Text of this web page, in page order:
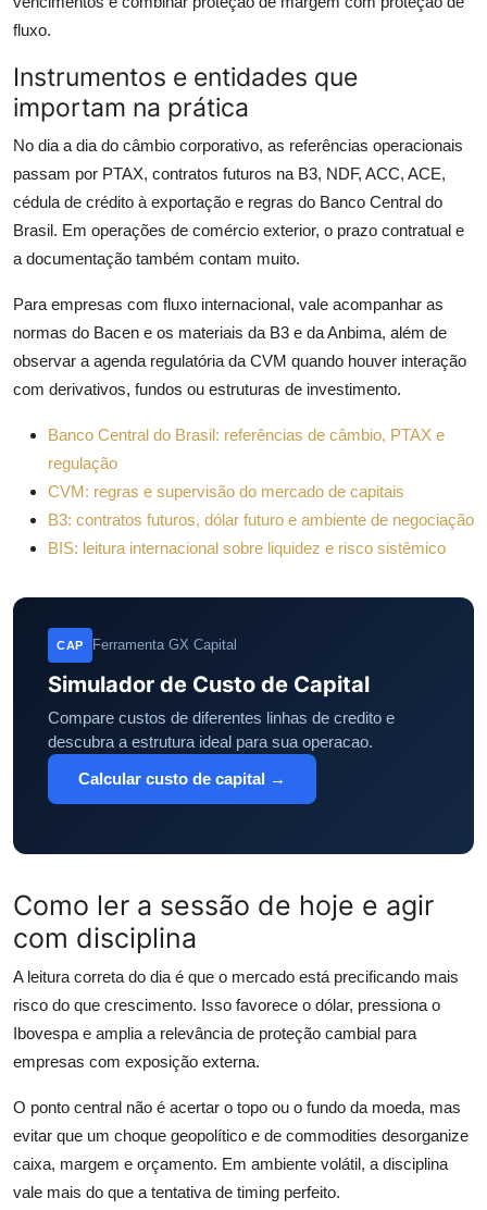
fluxo.
Instrumentos e entidades que
importam na prática
No dia a dia do câmbio corporativo, as referências operacionais
passam por PTAX, contratos futuros na B3, NDF, ACC, ACE,
cédula de crédito à exportação e regras do Banco Central do
Brasil. Em operações de comércio exterior, o prazo contratual e
a documentação também contam muito.
Para empresas com fluxo internacional, vale acompanhar as
normas do Bacen e os materiais da B3 e da Anbima, além de
observar a agenda regulatória da CVM quando houver interação
com derivativos, fundos ou estruturas de investimento.
Banco Central do Brasil: referências de câmbio, PTAX e
regulação
CVM: regras e supervisão do mercado de capitais
B3: contratos futuros, dólar futuro e ambiente de negociação
BIS: leitura internacional sobre liquidez e risco sistêmico
CAP Ferramenta GX Capital
Simulador de Custo de Capital
Compare custos de diferentes linhas de credito e
descubra a estrutura ideal para sua operacao.
Calcular custo de capital →
Como ler a sessão de hoje e agir
com disciplina
A leitura correta do dia é que o mercado está precificando mais
risco do que crescimento. Isso favorece o dólar, pressiona o
Ibovespa e amplia a relevância de proteção cambial para
empresas com exposição externa.
O ponto central não é acertar o topo ou o fundo da moeda, mas
evitar que um choque geopolítico e de commodities desorganize
caixa, margem e orçamento. Em ambiente volátil, a disciplina
vale mais do que a tentativa de timing perfeito.